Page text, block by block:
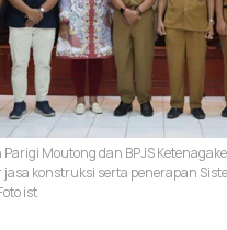
Moutong dan BPJS
konstruksi serta penerapan
ist